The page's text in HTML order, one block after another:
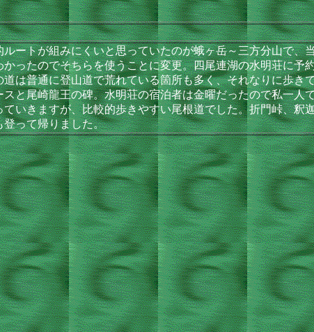
ートが組みにくいと思っていたのが蛾ヶ岳～三方分山で、
ったのでそちらを使うことに変更。四尾連湖の水明荘に予
は普通に登山道で荒れている箇所も多く、それなりに歩き
と尾崎龍王の碑。水明荘の宿泊者は金曜だったので私一
いきますが、比較的歩きやすい尾根道でした。折門峠、釈
登って帰りました。